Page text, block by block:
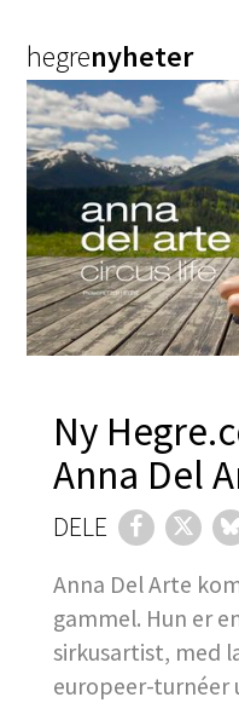
hegrenyheter
Ny
Anna Del
DELE
Anna Del Arte
gammel. Hun er
sirkusartist, med
europeer-turnéer